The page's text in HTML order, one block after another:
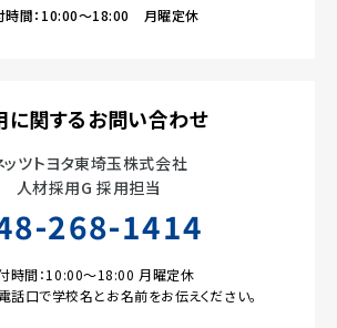
時間：10:00～18:00 月曜定休
に関するお問い合わせ
ッツトヨタ東埼玉株式会社
人材採用G 採用担当
268-1414
時間：10:00～18:00 月曜定休
話口で学校名とお名前をお伝えください。